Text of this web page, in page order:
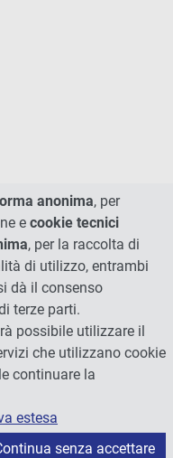
di Perugia
anonima, per
e cookie tecnici
, per la raccolta di
di utilizzo, entrambi
dà il consenso
terze parti.
possibile utilizzare il
che utilizzano cookie
continuare la
estesa
senza accettare